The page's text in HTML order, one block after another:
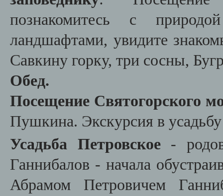
познакомитесь с
ландшафтами, увидите
Савкину горку, три сосны,
Обед.
Посещение Святогорского
Пушкина. Экскурсия в
Усадьба Петровское-
Ганнибалов - начала
Абрамом Петровичем